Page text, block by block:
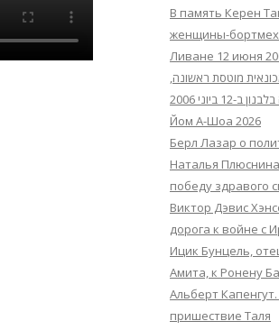
В память Керен
женщины-
Ливане 12 июня
מוטסת ראשונה,
ב-12 ביוני 2006
Йом А-Шоа 2026
Берл Лазар о
Наталья
победу здравого
Виктор Дэвис
дорога к войне с
Ицик Бунцель,
Амита, к Ронену
Альберт
пришествие Таля